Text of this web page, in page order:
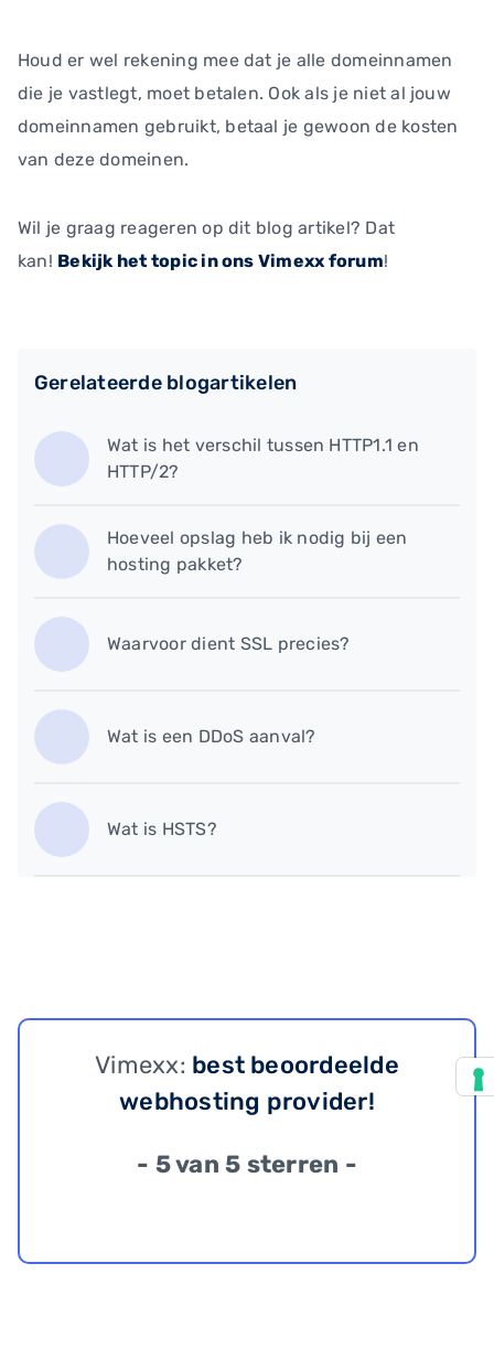
Houd er wel rekening mee dat je alle domeinnamen
die je vastlegt, moet betalen. Ook als je niet al jouw
domeinnamen gebruikt, betaal je gewoon de kosten
van deze domeinen.
Wil je graag reageren op dit blog artikel? Dat
kan! Bekijk het topic in ons Vimexx forum!
Gerelateerde blogartikelen
Wat is het verschil tussen HTTP1.1 en
HTTP/2?
Hoeveel opslag heb ik nodig bij een
hosting pakket?
Waarvoor dient SSL precies?
Wat is een DDoS aanval?
Wat is HSTS?
Vimexx: best beoordeelde
webhosting provider!
- 5 van 5 sterren -